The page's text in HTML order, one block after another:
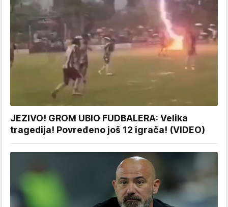
JEZIVO! GROM UBIO FUDBALERA: Velika
tragedija! Povređeno još 12 igrača! (VIDEO)